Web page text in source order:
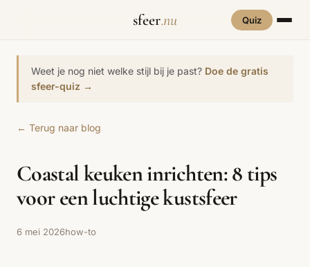
sfeer.nu Quiz
INTERIEURSTIJLEN
Biophilic
Botanisch
Interieur
Brutalisme Coastal
Comfort
Cottagecore
Dopamine
RUIMTES
Badkamer Werkkamer
Kinderkamer
Weet je nog niet welke stijl bij je past? Doe de gratis
sfeer-quiz →
← Terug naar blog
Coastal keuken inrichten: 8 tips
voor een luchtige kustsfeer
6 mei 2026how-to